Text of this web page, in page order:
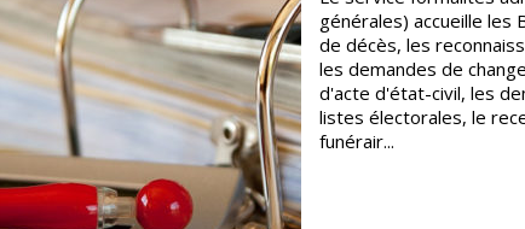
générales) accueille les
de décès, les
les demandes de
d'acte d'état-civil, les
listes électorales, le
funérair...